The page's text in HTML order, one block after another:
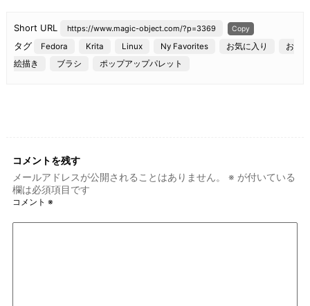
Short URL https://www.magic-object.com/?p=3369 Copy
タグ Fedora Krita Linux Ny Favorites お気に入り
お
絵描き
ブラシ ポップアップパレット
コメントを残す
メールアドレスが公開されることはありません。
※ が付いている
欄は必須項目です
コメント ※